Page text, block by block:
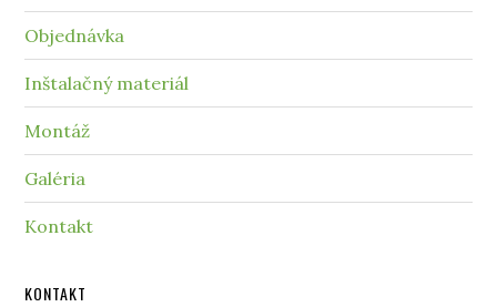
Objednávka
Inštalačný materiál
Montáž
Galéria
Kontakt
KONTAKT